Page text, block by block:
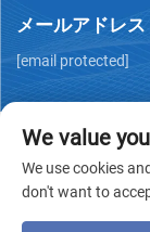
メールアドレス
[email protected]
We value
We use cookies
don't want to